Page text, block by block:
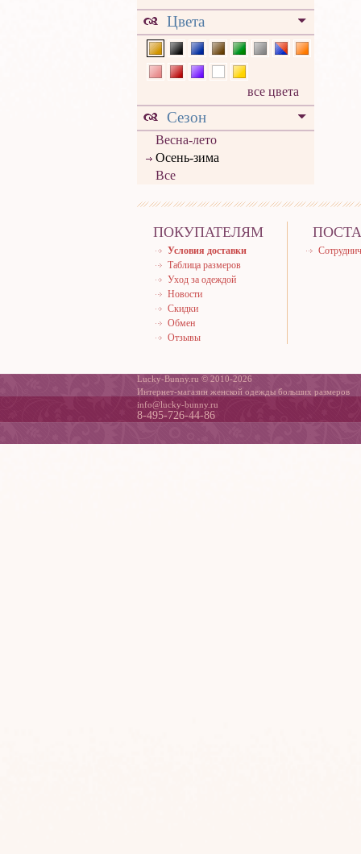
Цвета
все цвета
Сезон
Весна-лето
Осень-зима
Все
ПОКУПАТЕЛЯМ
Условия доставки
Таблица размеров
Уход за одеждой
Новости
Скидки
Обмен
Отзывы
Lucky-Bunny.ru © 2010-2026
Интернет-магазин женской одежды больших размеров
info@lucky-bunny.ru
8-495-726-44-86